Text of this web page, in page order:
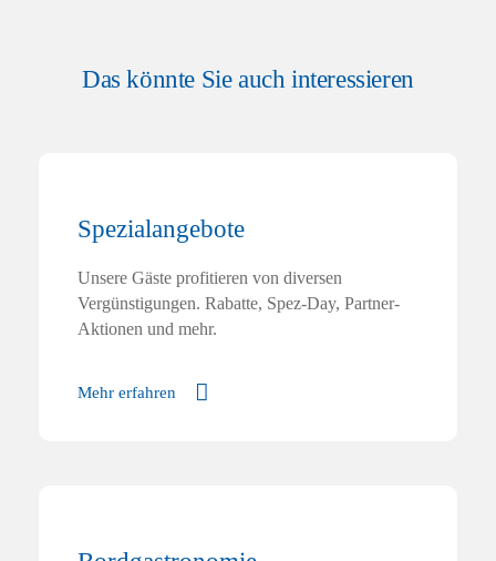
Das könnte Sie auch interessieren
Spezialangebote
Unsere Gäste profitieren von diversen
Vergünstigungen. Rabatte, Spez-Day, Partner-
Aktionen und mehr.
Mehr erfahren